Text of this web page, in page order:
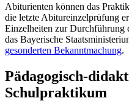
Abiturienten können das
die letzte Abitureinzelprüfung
Einzelheiten zur Durchführung
das Bayerische
gesonderten Bekanntmachung.
Pädagogisch-
Schulpraktikum